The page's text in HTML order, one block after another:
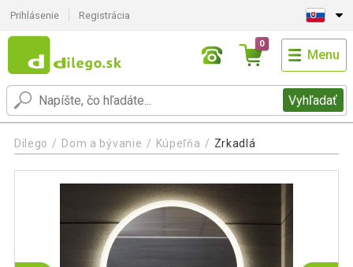
Prihlásenie Registrácia
Vyhľadať
0
Menu
Dilego Dom a bývanie Kúpeľňa Zrkadlá